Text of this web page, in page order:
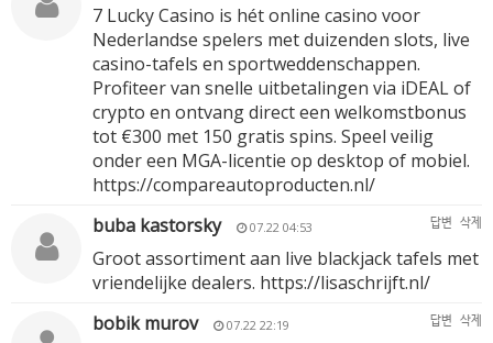
7 Lucky Casino is hét online casino voor
Nederlandse spelers met duizenden slots, live
casino-tafels en sportweddenschappen.
Profiteer van snelle uitbetalingen via iDEAL of
crypto en ontvang direct een welkomstbonus
tot €300 met 150 gratis spins. Speel veilig
onder een MGA-licentie op desktop of mobiel.
https://compareautoproducten.nl/
buba kastorsky
07.22 04:53 답변 삭제
Groot assortiment aan live blackjack tafels met
vriendelijke dealers. https://lisaschrijft.nl/
bobik murov
07.22 22:19 답변 삭제